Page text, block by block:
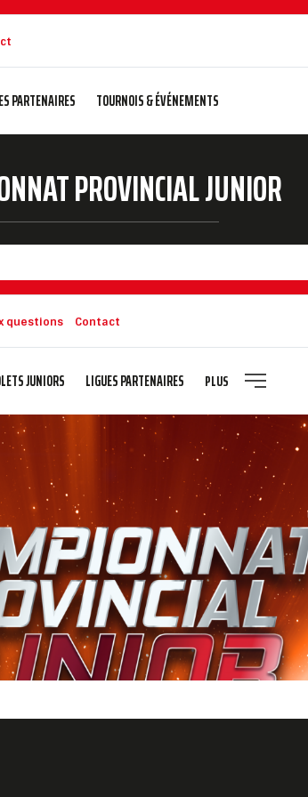
PARTENAIRES TOURNOIS & ÉVÉNEMENTS
PROVINCIAL JUNIOR